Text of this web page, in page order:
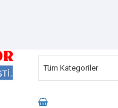
Tüm Kategoriler